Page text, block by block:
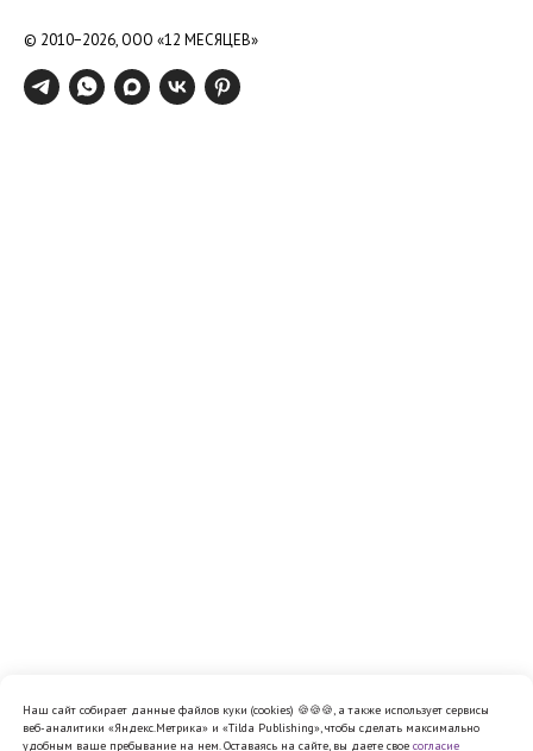
© 2010−2026,ООО «12 МЕСЯЦЕВ»
Наш сайт собирает данные файлов куки (cookies) 🍪🍪🍪, а также использует сервисы
веб-аналитики «Яндекс.Метрика» и «Tilda Publishing», чтобы сделать максимально
удобным ваше пребывание на нем. Оставаясь на сайте, вы даете свое согласие